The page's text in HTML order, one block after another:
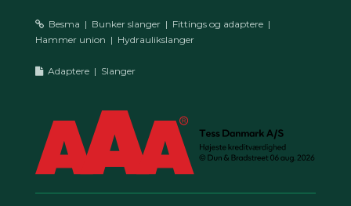
Besma | Bunker slanger| Fittings og adaptere|
Hammer union | Hydraulikslanger
Adaptere| Slanger